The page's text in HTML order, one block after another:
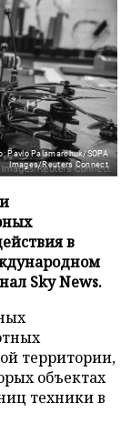
Pavlo Palamarchuk/SOPA
Images/Reuters Connect
в
Sky News.
территории,
объектах
техники в